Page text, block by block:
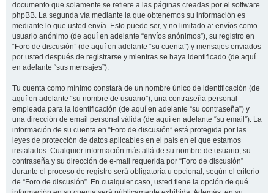
documento que solamente se refiere a las páginas creadas por el software
phpBB. La segunda vía mediante la que obtenemos su información es
mediante lo que usted envía. Esto puede ser, y no limitado a: envíos como
usuario anónimo (de aquí en adelante “envíos anónimos”), su registro en
“Foro de discusión” (de aquí en adelante “su cuenta”) y mensajes enviados
por usted después de registrarse y mientras se haya identificado (de aquí
en adelante “sus mensajes”).
Tu cuenta como mínimo constará de un nombre único de identificación (de
aquí en adelante “su nombre de usuario”), una contraseña personal
empleada para la identificación (de aquí en adelante “su contraseña”) y
una dirección de email personal válida (de aquí en adelante “su email”). La
información de su cuenta en “Foro de discusión” está protegida por las
leyes de protección de datos aplicables en el país en el que estamos
instalados. Cualquier información más allá de su nombre de usuario, su
contraseña y su dirección de e-mail requerida por “Foro de discusión”
durante el proceso de registro será obligatoria u opcional, según el criterio
de “Foro de discusión”. En cualquier caso, usted tiene la opción de qué